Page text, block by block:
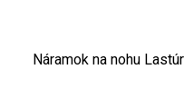
Náramok na nohu